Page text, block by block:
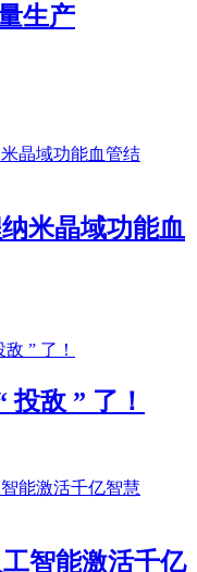
生产
米晶域功能血
投敌 ” 了！
智能激活千亿